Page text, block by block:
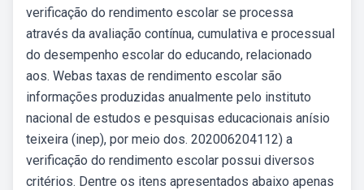
verificação do rendimento escolar se processa
através da avaliação contínua, cumulativa e processual
do desempenho escolar do educando, relacionado
aos. Webas taxas de rendimento escolar são
informações produzidas anualmente pelo instituto
nacional de estudos e pesquisas educacionais anísio
teixeira (inep), por meio dos. 202006204112) a
verificação do rendimento escolar possui diversos
critérios. Dentre os itens apresentados abaixo apenas